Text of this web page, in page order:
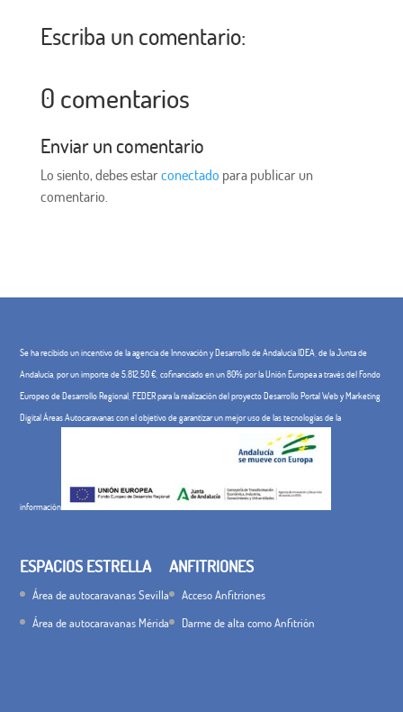
Escriba un comentario:
0 comentarios
Enviar un comentario
Lo siento, debes estarconectado para publicar un
comentario.
Se ha recibido un incentivo de la agencia de Innovación y Desarrollo de Andalucía IDEA, de la Junta de
Andalucía, por un importe de 5.812,50 €, cofinanciado en un 80% por la Unión Europea a través del Fondo
Europeo de Desarrollo Regional, FEDER para la realización del proyecto Desarrollo Portal Web y Marketing
Digital Áreas Autocaravanas con el objetivo de garantizar un mejor uso de las tecnologías de la
información
ESPACIOS ESTRELLA
Área de autocaravanas Sevilla
Área de autocaravanas Mérida
ANFITRIONES
Acceso Anfitriones
Darme de alta como Anfitrión